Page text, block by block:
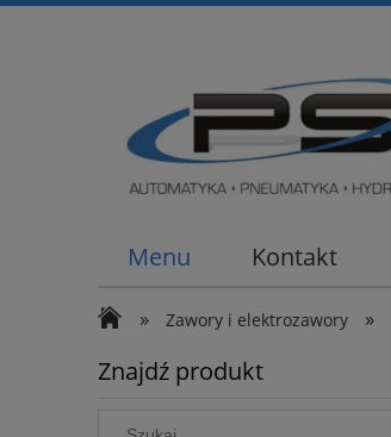
Menu Kontakt
» Zawory i elektrozawory »
Znajdź produkt